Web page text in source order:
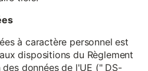
à caractère personnel est
dispositions du Règlement
données de l'UE (" DS-